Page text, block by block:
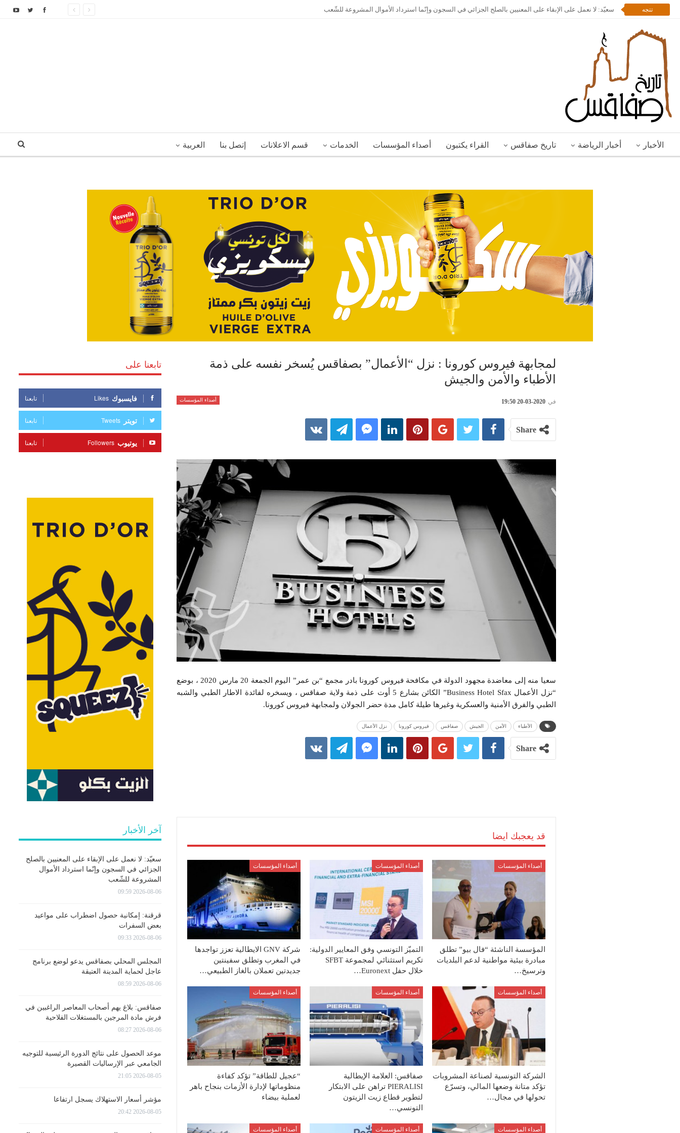
تتجه سعيّد: لا نعمل على الإبقاء على المعنيين بالصلح الجزائي في السجون وإنّما استرداد الأموال المشروعة للشّعب
الأخبار أخبار الرياضة تاريخ صفاقس القراء يكتبون أصداء المؤسسات الخدمات قسم الاعلانات إتصل بنا العربية
لمجابهة فيروس كورونا : نزل “الأعمال” بصفاقس يُسخر نفسه على ذمة
الأطباء والأمن والجيش
أصداء المؤسسات في 2020-03-20 19:50
Share
سعيا منه إلى معاضدة مجهود الدولة في مكافحة فيروس كورونا بادر مجمع “بن عمر” اليوم الجمعة 20 مارس 2020 ، بوضع
“نزل الأعمال Business Hotel Sfax” الكائن بشارع 5 أوت على ذمة ولاية صفاقس ، ويسخره لفائدة الاطار الطبي والشبه
الطبي والفرق الأمنية والعسكرية وغيرها طيلة كامل مدة حضر الجولان ولمجابهة فيروس كورونا.
الأطباء الأمن الجيش صفاقس فيروس كورونا نزل الأعمال
Share
قد يعجبك ايضا
أصداء المؤسسات
المؤسسة الناشئة “فال بيو” تطلق
مبادرة بيئية مواطنية لدعم البلديات
وترسيخ…
أصداء المؤسسات
التميّز التونسي وفق المعايير الدولية:
تكريم استثنائي لمجموعة SFBT
خلال حفل Euronext…
أصداء المؤسسات
شركة GNV الايطالية تعزز تواجدها
في المغرب وتطلق سفينتين
جديدتين تعملان بالغاز الطبيعي…
أصداء المؤسسات
الشركة التونسية لصناعة المشروبات
تؤكد متانة وضعها المالي، وتسرّع
تحولها في مجال…
أصداء المؤسسات
صفاقس: العلامة الإيطالية
PIERALISI تراهن على الابتكار
لتطوير قطاع زيت الزيتون
التونسي…
أصداء المؤسسات
“عجيل للطاقة” تؤكد كفاءة
منظوماتها لإدارة الأزمات بنجاح باهر
لعملية بيضاء
أصداء المؤسسات أصداء المؤسسات أصداء المؤسسات
تابعنا على
فايسبوك Likes تابعنا
تويتر Tweets تابعنا
يوتيوب Followers تابعنا
آخر الأخبار
سعيّد: لا نعمل على الإبقاء على المعنيين بالصلح
الجزائي في السجون وإنّما استرداد الأموال
المشروعة للشّعب
2026-08-06 09:59
قرقنة: إمكانية حصول اضطراب على مواعيد
بعض السفرات
2026-08-06 09:33
المجلس المحلي بصفاقس يدعو لوضع برنامج
عاجل لحماية المدينة العتيقة
2026-08-06 08:59
صفاقس: بلاغ يهم أصحاب المعاصر الراغبين في
فرش مادة المرجين بالمستغلات الفلاحية
2026-08-06 08:27
موعد الحصول على نتائج الدورة الرئيسية للتوجيه
الجامعي عبر الإرساليات القصيرة
2026-08-05 21:05
مؤشر أسعار الاستهلاك يسجل ارتفاعا
2026-08-05 20:42